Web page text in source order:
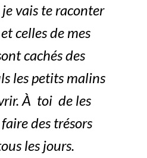
vais te raconter
celles de mes
cachés des
les petits malins
À toi de les
des trésors
les jours.